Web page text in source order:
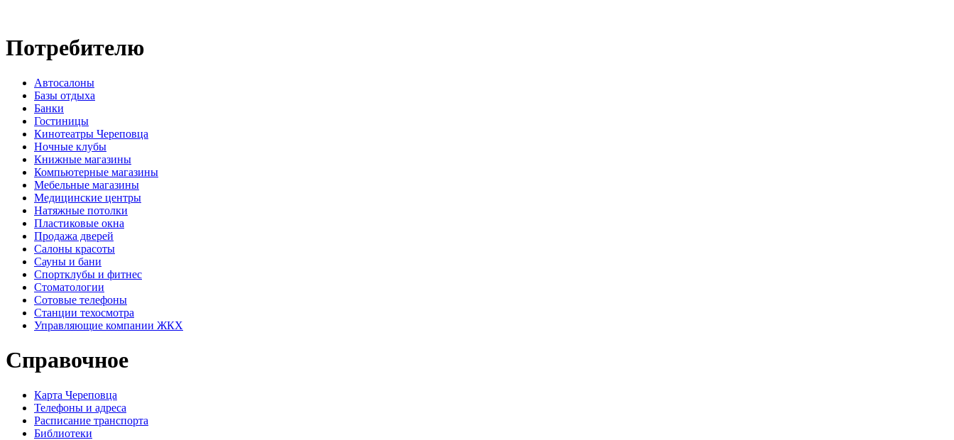
Потребителю
Автосалоны
Базы отдыха
Банки
Гостиницы
Кинотеатры Череповца
Ночные клубы
Книжные магазины
Компьютерные магазины
Мебельные магазины
Медицинские центры
Натяжные потолки
Пластиковые окна
Продажа дверей
Салоны красоты
Сауны и бани
Спортклубы и фитнес
Стоматологии
Сотовые телефоны
Станции техосмотра
Управляющие компании ЖКХ
Справочное
Карта Череповца
Телефоны и адреса
Расписание транспорта
Библиотеки